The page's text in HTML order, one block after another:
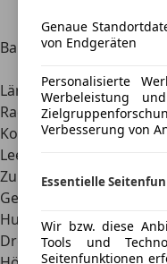
Abmessungen
Bauzeit
Länge, Breite, Höhe
Radstand
Kofferraumvolumen
Leergewicht
Zulässiges
Gesamtgewicht
Hubraum
Drehmoment
Genaue
von Endgeräten
Personalisierte
Werbeleistung
Verbesserung von
Essentielle
Wir bzw. diese
Tools und
Seitenfunktionen